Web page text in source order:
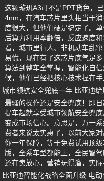
这颗璇玑A3可不是PPT货色，
4nm，在汽车芯片里头相当于
度很大，但他们硬是搞定了。
后算力利用率翻倍，反应速度
看，城市里行人、非机动车乱
易慌，现在有了这芯片底气足
算法到整车全掌握，智能化自
候，他们已经把核心技术捏在手
城市领航安全兜底一年 比亚迪
最骚的操作还是安全兜底！即日
提车起就享受城市领航安全兜
变成市场信心。意思是，万一
费者来说太实惠了，以前大家
你一年保障，等于免费试用顶
版，全系车型都能上，全民智
还在卖放心，营销玩得溜，实际
比亚迪智能化战略全面升级 电